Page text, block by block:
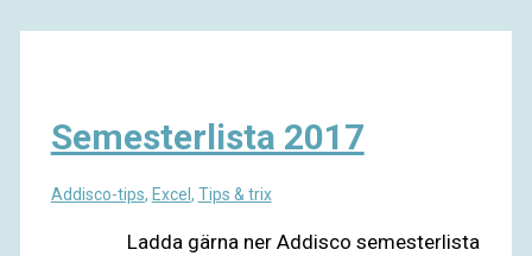
Semesterlista 2017
Addisco-tips, Excel , Tips & trix
Ladda gärna ner Addisco semesterlista